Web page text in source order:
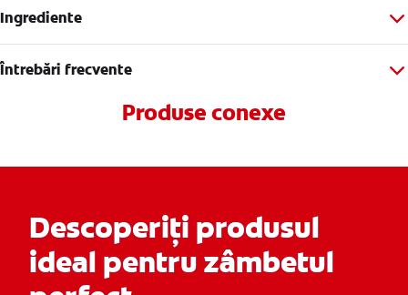
Ingrediente
Întrebări frecvente
Produse conexe
Descoperiți produsul
ideal pentru zâmbetul